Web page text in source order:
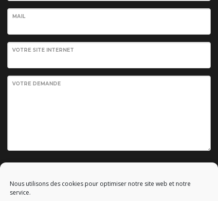
Nous utilisons des cookies pour optimiser notre site web et notre
service.
MAIL
VOTRE SITE INTERNET
VOTRE DEMANDE